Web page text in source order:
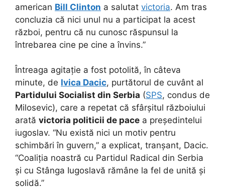
american Bill Clinton a salutat victoria. Am tras
concluzia că nici unul nu a participat la acest
război, pentru că nu cunosc răspunsul la
întrebarea cine pe cine a învins.”
Întreaga agitație a fost potolită, în câteva
minute, de Ivica Dacic, purtătorul de cuvânt al
Partidului Socialist din Serbia (SPS, condus de
Milosevic), care a repetat că sfârșitul războiului
arată victoria politicii de pace a președintelui
iugoslav. “Nu există nici un motiv pentru
schimbări în guvern,” a explicat, tranșant, Dacic.
“Coaliția noastră cu Partidul Radical din Serbia
și cu Stânga Iugoslavă rămâne la fel de unită și
solidă.”